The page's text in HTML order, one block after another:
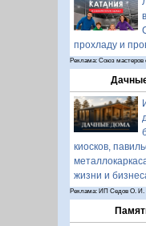
прохладу и
Реклама: Союз мастеров
киосков,
жизни и
Реклама: ИП Седов О. И.